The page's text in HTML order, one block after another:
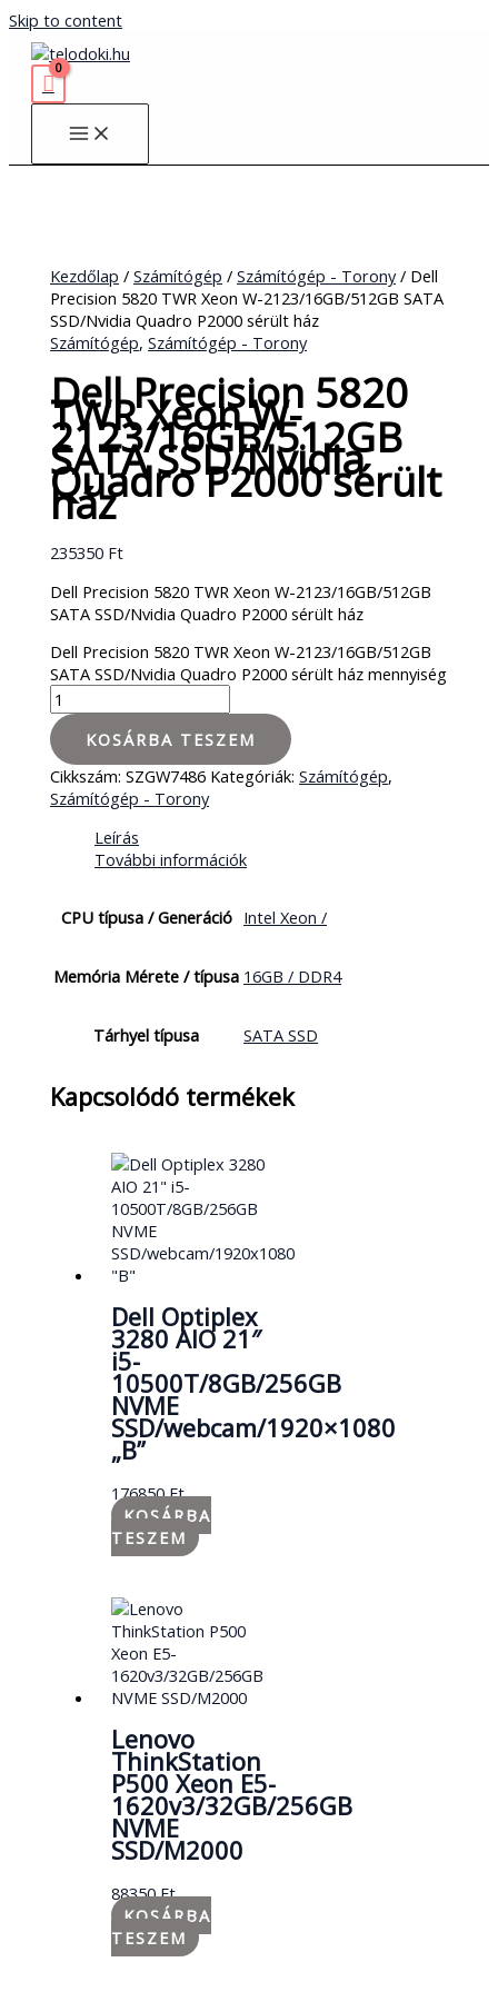
Skip to content
Kezdőlap /Számítógép /Számítógép - Torony/ Dell
Precision 5820 TWR Xeon W-2123/16GB/512GB SATA
SSD/Nvidia Quadro P2000 sérült ház
Számítógép,Számítógép - Torony
Dell Precision 5820
TWR Xeon W-
2123/16GB/512GB
SATA SSD/Nvidia
Quadro P2000 sérült
ház
235350 Ft
Dell Precision 5820 TWR Xeon W-2123/16GB/512GB
SATA SSD/Nvidia Quadro P2000 sérült ház
Dell Precision 5820 TWR Xeon W-2123/16GB/512GB
SATA SSD/Nvidia Quadro P2000 sérült ház mennyiség
KOSÁRBA TESZEM
Cikkszám:SZGW7486 Kategóriák:Számítógép,
Számítógép - Torony
Leírás
További információk
CPU típusa / Generáció Intel Xeon /
Memória Mérete / típusa 16GB / DDR4
Tárhyel típusa SATA SSD
Kapcsolódó termékek
Dell Optiplex
3280 AIO 21″
i5-
10500T/8GB/256GB
NVME
SSD/webcam/1920×1080
„B”
176850Ft
KOSÁRBA
TESZEM
Lenovo
ThinkStation
P500 Xeon E5-
1620v3/32GB/256GB
NVME
SSD/M2000
88350Ft
KOSÁRBA
TESZEM